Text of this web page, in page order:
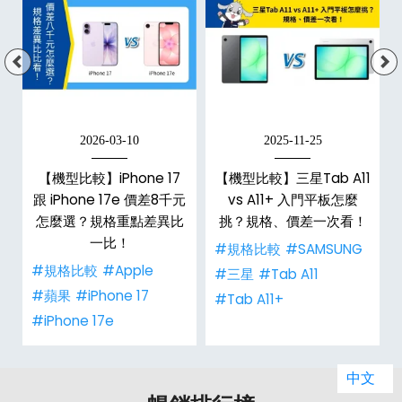
2026-03-10
【機型比較】iPhone 17
跟 iPhone 17e 價差8千元
怎麼選？規格重點差異比
一比！
#規格比較 #Apple
#蘋果 #iPhone 17
#iPhone 17e
2025-11-25
【機型比較】三星Tab A11
vs A11+ 入門平板怎麼
挑？規格、價差一次看！
#規格比較 #SAMSUNG
#三星 #Tab A11
#Tab A11+
中文